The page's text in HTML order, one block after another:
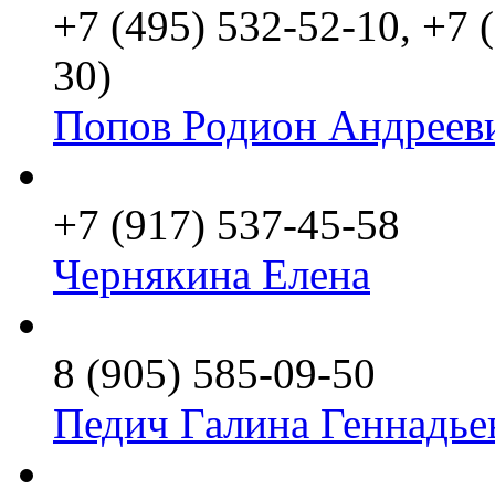
+7 (495) 532-52-10, +7
30)
Попов Родион
+7 (917) 537-45-58
Чернякина Елена
8 (905) 585-09-50
Педич Галина